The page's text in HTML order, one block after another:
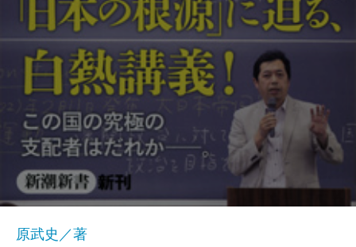
原武史／著